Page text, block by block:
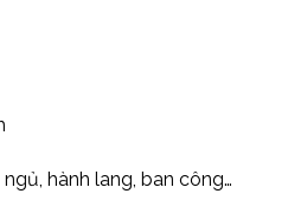
hành lang, ban công…